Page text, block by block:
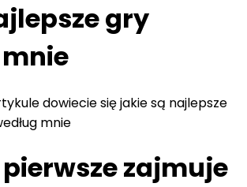
gry
dowiecie się jakie są najlepsze
mnie
zajmuje